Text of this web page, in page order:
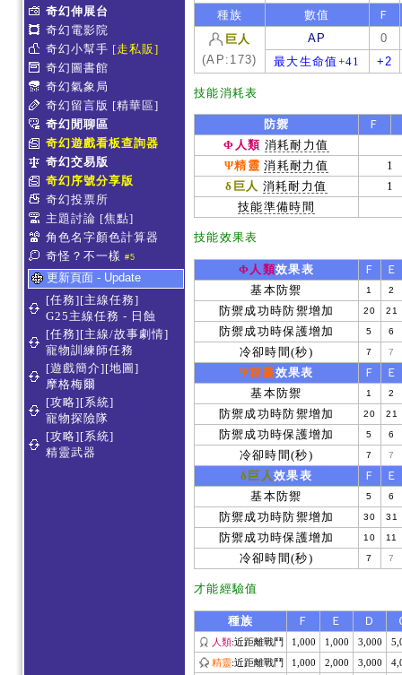
奇幻伸展台
奇幻電影院
奇幻小幫手 [走私販]
奇幻圖書館
奇幻氣象局
奇幻留言版 [精華區]
奇幻閒聊區
奇幻遊戲看板查詢器
奇幻交易版
奇幻序號分享版
奇幻投票所
主題討論 [焦點]
角色名字顏色計算器
奇怪？不一樣 #5
更新頁面 - Update
[任務][主線任務]
G25主線任務 - 日蝕
[任務][主線/故事劇情]
寵物訓練師任務
[遊戲簡介][地圖]
摩格梅爾
[攻略][系統]
寵物探險隊
[攻略][系統]
精靈武器
種族
數值
Ｆ
巨人
(AP:173)
AP
0
最大生命值+41
+2
技能消耗表
防禦 Ｆ
Φ人類 消耗耐力值
Ψ精靈 消耗耐力值
1
δ巨人 消耗耐力值
1
技能準備時間
技能效果表
Φ人類效果表 Ｆ
Ｅ
基本防禦
1 2
防禦成功時防禦增加 20 21
防禦成功時保護增加 5 6
冷卻時間(秒) 7 7
Ψ精靈效果表 Ｆ
Ｅ
基本防禦
1 2
防禦成功時防禦增加 20 21
防禦成功時保護增加 5 6
冷卻時間(秒) 7 7
δ巨人效果表 Ｆ
Ｅ
基本防禦
5 6
防禦成功時防禦增加 30 31
防禦成功時保護增加 10 11
冷卻時間(秒) 7 7
才能經驗值
種族 Ｆ Ｅ Ｄ
人類:近距離戰鬥 1,000 1,000 3,000
精靈:近距離戰鬥 1,000 2,000 3,000